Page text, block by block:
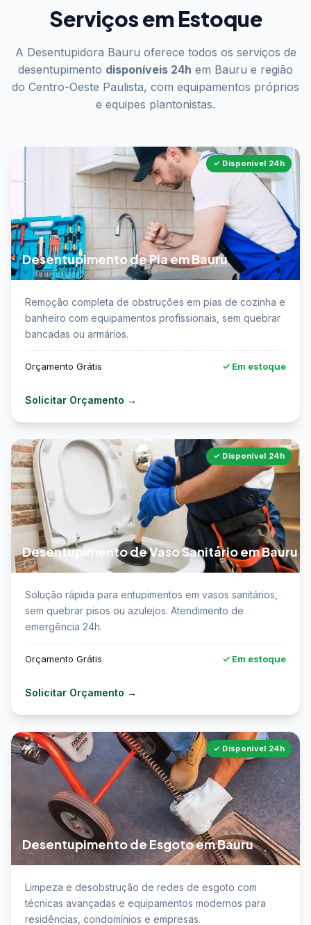
Serviços em Estoque
A Desentupidora Bauru oferece todos os serviços de
desentupimento disponíveis 24h em Bauru e região
do Centro-Oeste Paulista, com equipamentos próprios
e equipes plantonistas.
Desentupimento de Pia em Bauru
Bauru →
✓ Disponível 24h
Remoção completa de obstruções em pias de cozinha e
banheiro com equipamentos profissionais, sem quebrar
bancadas ou armários.
Orçamento Grátis ✓ Em estoque
Solicitar Orçamento →
Desentupimento de Vaso Sanitário em Bauru
sanitário em Bauru →
✓ Disponível 24h
Solução rápida para entupimentos em vasos sanitários,
sem quebrar pisos ou azulejos. Atendimento de
emergência 24h.
Orçamento Grátis ✓ Em estoque
Solicitar Orçamento →
Desentupimento de Esgoto em Bauru
Bauru →
✓ Disponível 24h
Limpeza e desobstrução de redes de esgoto com
técnicas avançadas e equipamentos modernos para
residências, condomínios e empresas.